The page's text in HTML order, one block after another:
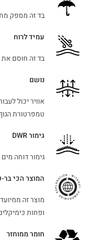
בד זה מספק
עמיד לרוח
בד זה חוסם את
נושם
אוויר יכול
טמפרטורת
גימור DWR
גימור דוחה
המוצר הכי
מוצר זה
ופחות
חומר ממוחזר